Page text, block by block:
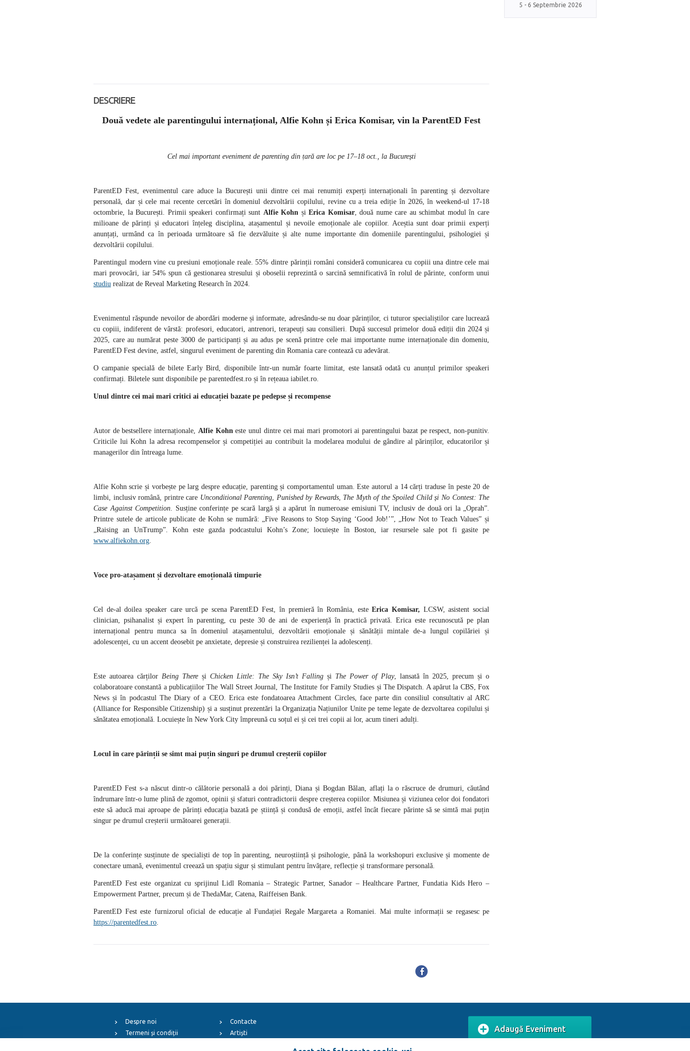
DESCRIERE
Două vedete ale parentingului internațional, Alfie Kohn și Erica Komisar, vin la ParentED Fest
Cel mai important eveniment de parenting din țară are loc pe 17–18 oct., la București
ParentED Fest, evenimentul care aduce la București unii dintre cei mai renumiți experți internaționali în parenting și dezvoltare
personală, dar și cele mai recente cercetări în domeniul dezvoltării copilului, revine cu a treia ediție în 2026, în weekend-ul 17-18
octombrie, la București. Primii speakeri confirmați sunt Alfie Kohn și Erica Komisar, două nume care au schimbat modul în care
milioane de părinți și educatori înțeleg disciplina, atașamentul și nevoile emoționale ale copiilor. Aceștia sunt doar primii experți
anunțați, urmând ca în perioada următoare să fie dezvăluite și alte nume importante din domeniile parentingului, psihologiei și
dezvoltării copilului.
Parentingul modern vine cu presiuni emoționale reale. 55% dintre părinții români consideră comunicarea cu copiii una dintre cele mai
mari provocări, iar 54% spun că gestionarea stresului și oboselii reprezintă o sarcină semnificativă în rolul de părinte, conform unui
studiu realizat de Reveal Marketing Research în 2024.
Evenimentul răspunde nevoilor de abordări moderne și informate, adresându-se nu doar părinților, ci tuturor specialiștilor care lucrează
cu copiii, indiferent de vârstă: profesori, educatori, antrenori, terapeuți sau consilieri. După succesul primelor două ediții din 2024 și
2025, care au numărat peste 3000 de participanți și au adus pe scenă printre cele mai importante nume internaționale din domeniu,
ParentED Fest devine, astfel, singurul eveniment de parenting din Romania care contează cu adevărat.
O campanie specială de bilete Early Bird, disponibile într-un număr foarte limitat, este lansată odată cu anunțul primilor speakeri
confirmați. Biletele sunt disponibile pe parentedfest.ro și în rețeaua iabilet.ro.
Unul dintre cei mai mari critici ai educației bazate pe pedepse și recompense
Autor de bestsellere internaționale, Alfie Kohn este unul dintre cei mai mari promotori ai parentingului bazat pe respect, non-punitiv.
Criticile lui Kohn la adresa recompenselor și competiției au contribuit la modelarea modului de gândire al părinților, educatorilor și
managerilor din întreaga lume.
Alfie Kohn scrie și vorbește pe larg despre educație, parenting și comportamentul uman. Este autorul a 14 cărți traduse în peste 20 de
limbi, inclusiv română, printre care Unconditional Parenting, Punished by Rewards, The Myth of the Spoiled Child și No Contest: The
Case Against Competition. Susține conferințe pe scară largă și a apărut în numeroase emisiuni TV, inclusiv de două ori la „Oprah”.
Printre sutele de articole publicate de Kohn se numără: „Five Reasons to Stop Saying ‘Good Job!’”, „How Not to Teach Values” și
„Raising an UnTrump”. Kohn este gazda podcastului Kohn’s Zone; locuiește în Boston, iar resursele sale pot fi gasite pe
www.alfiekohn.org.
Voce pro-atașament și dezvoltare emoțională timpurie
Cel de-al doilea speaker care urcă pe scena ParentED Fest, în premieră în România, esteErica Komisar, LCSW, asistent social
clinician, psihanalist și expert în parenting, cu peste 30 de ani de experiență în practică privată. Erica este recunoscută pe plan
internațional pentru munca sa în domeniul atașamentului, dezvoltării emoționale și sănătății mintale de-a lungul copilăriei și
adolescenței, cu un accent deosebit pe anxietate, depresie și construirea rezilienței la adolescenți.
Este autoarea cărților Being There și Chicken Little: The Sky Isn’t Falling și The Power of Play, lansată în 2025, precum și o
colaboratoare constantă a publicațiilor The Wall Street Journal, The Institute for Family Studies și The Dispatch. A apărut la CBS, Fox
News și în podcastul The Diary of a CEO. Erica este fondatoarea Attachment Circles, face parte din consiliul consultativ al ARC
(Alliance for Responsible Citizenship) și a susținut prezentări la Organizația Națiunilor Unite pe teme legate de dezvoltarea copilului și
sănătatea emoțională. Locuiește în New York City împreună cu soțul ei și cei trei copii ai lor, acum tineri adulți.
Locul în care părinții se simt mai puțin singuri pe drumul creșterii copiilor
ParentED Fest s-a născut dintr-o călătorie personală a doi părinți, Diana și Bogdan Bălan, aflați la o răscruce de drumuri, căutând
îndrumare într-o lume plină de zgomot, opinii și sfaturi contradictorii despre creșterea copiilor. Misiunea și viziunea celor doi fondatori
este să aducă mai aproape de părinți educația bazată pe știință și condusă de emoții, astfel încât fiecare părinte să se simtă mai puțin
singur pe drumul creșterii următoarei generații.
De la conferințe susținute de specialiști de top în parenting, neuroștiință și psihologie, până la workshopuri exclusive și momente de
conectare umană, evenimentul creează un spațiu sigur și stimulant pentru învățare, reflecție și transformare personală.
ParentED Fest este organizat cu sprijinul Lidl Romania – Strategic Partner, Sanador – Healthcare Partner, Fundatia Kids Hero –
Empowerment Partner, precum și de ThedaMar, Catena, Raiffeisen Bank.
ParentED Fest este furnizorul oficial de educație al Fundației Regale Margareta a Romaniei. Mai multe informații se regasesc pe
https://parentedfest.ro.
5 - 6 Septembrie 2026
Despre noi
Termeni și condiții
Contacte
Artiști
Adaugă Eveniment